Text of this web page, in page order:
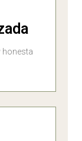
honesta